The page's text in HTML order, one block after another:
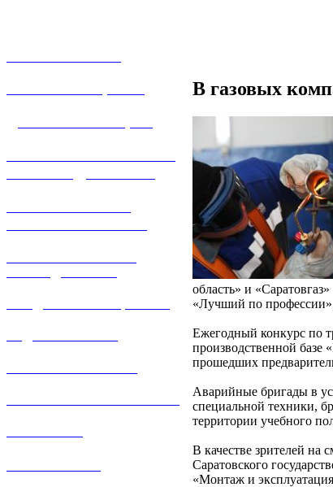
В газовых
область» и
«Лучший по
Ежегодный конкурс по
производственной базе
прошедших
Аварийные бригады в
специальной техники,
территории учебного
В качестве зрителей на
Саратовского
«Монтаж и